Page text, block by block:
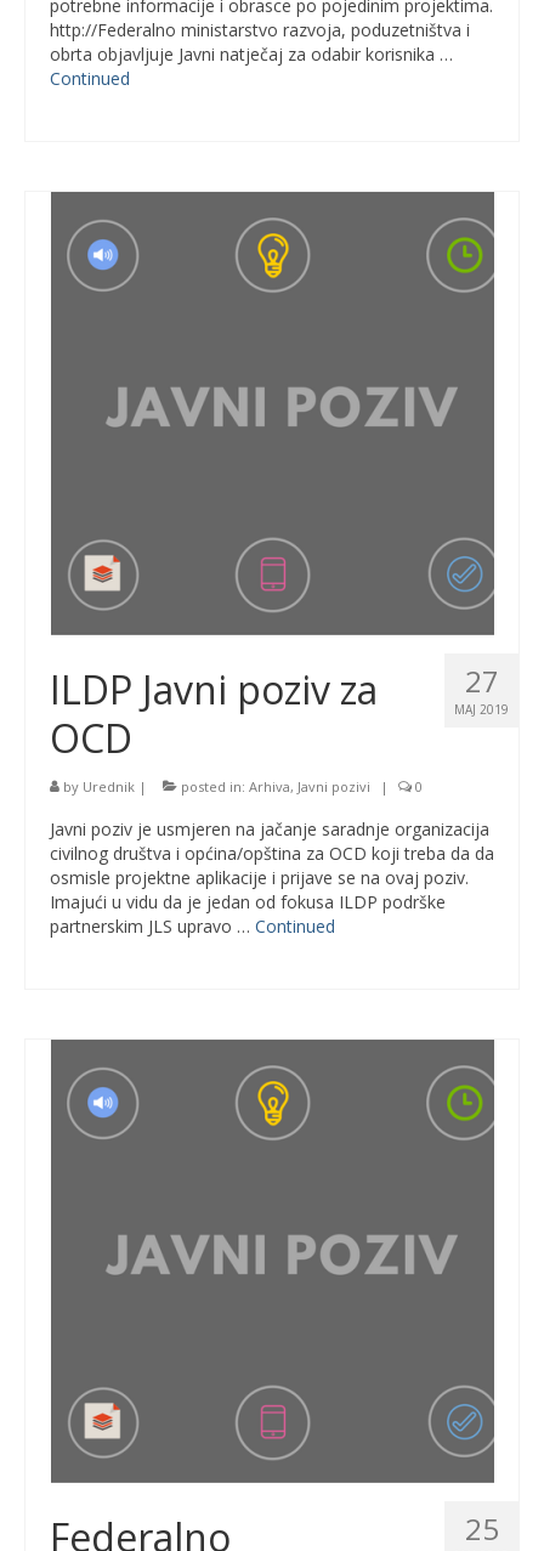
potrebne informacije i obrasce po pojedinim projektima.
http://Federalno ministarstvo razvoja, poduzetništva i
obrta objavljuje Javni natječaj za odabir korisnika …
Continued
27
MAJ 2019
ILDP Javni poziv za
OCD
by Urednik | posted in: Arhiva, Javni pozivi | 0
Javni poziv je usmjeren na jačanje saradnje organizacija
civilnog društva i općina/opština za OCD koji treba da da
osmisle projektne aplikacije i prijave se na ovaj poziv.
Imajući u vidu da je jedan od fokusa ILDP podrške
partnerskim JLS upravo … Continued
25
Federalno